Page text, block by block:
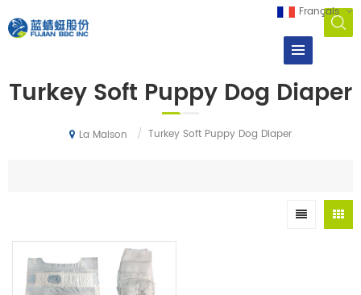
Français
Turkey Soft Puppy Dog Diaper
La Maison / Turkey Soft Puppy Dog Diaper